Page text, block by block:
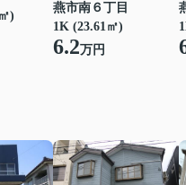
)
燕市南６丁目
1K (23.61㎡)
6.2万円